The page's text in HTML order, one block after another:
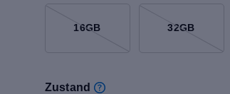
16GB 32GB
Zustand